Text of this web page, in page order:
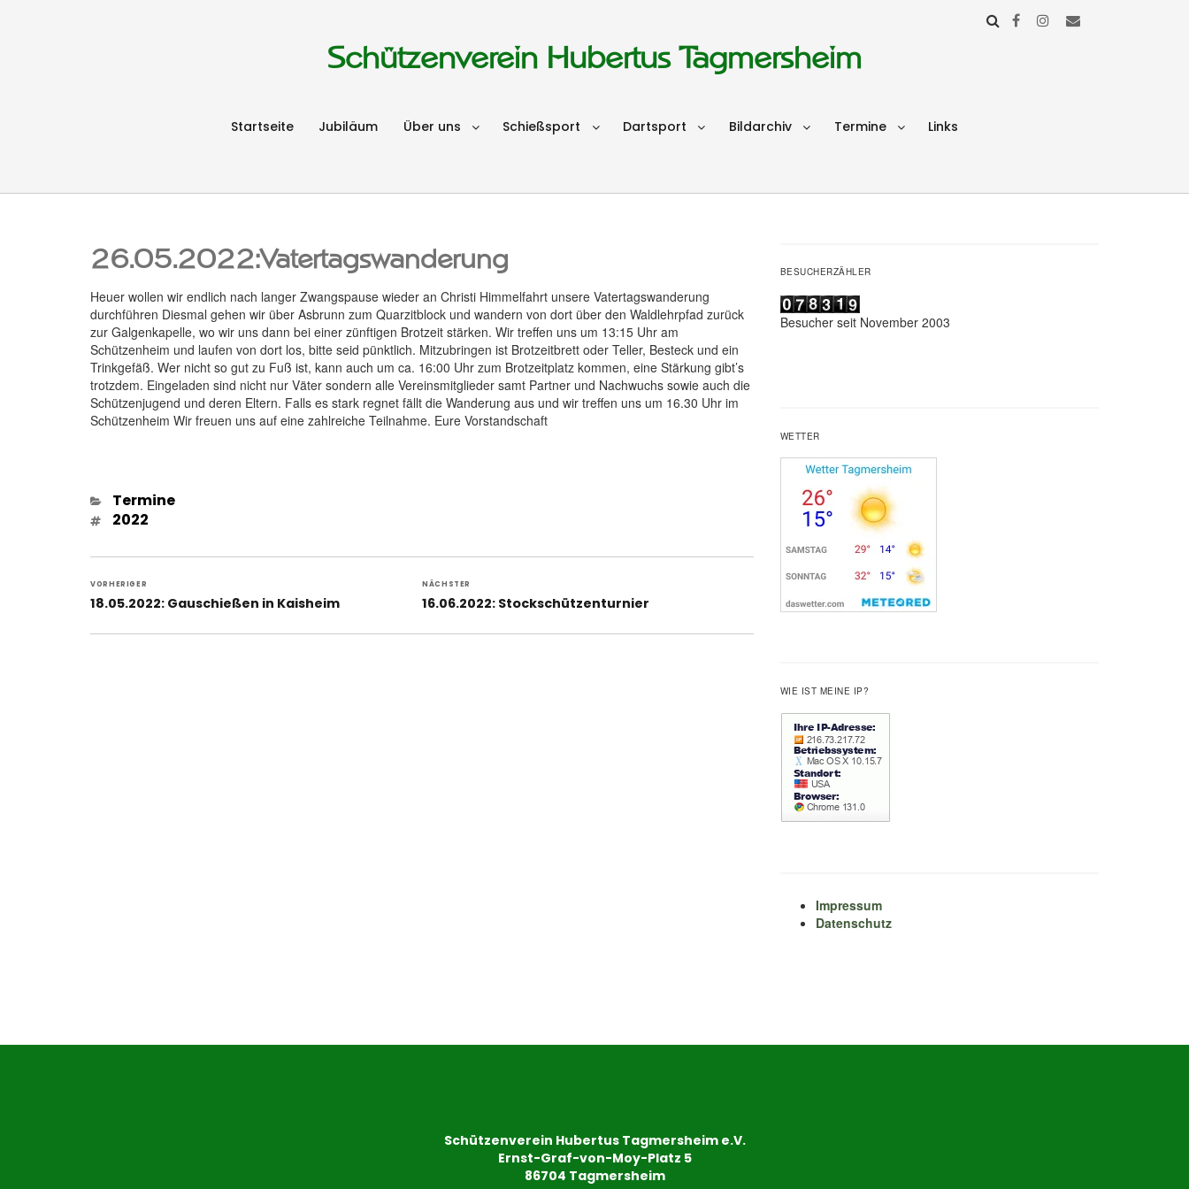
Schützenverein Hubertus Tagmersheim
Startseite Jubiläum Über uns Schießsport Dartsport Bildarchiv Termine Links
26.05.2022:Vatertagswanderung
Heuer wollen wir endlich nach langer Zwangspause wieder an Christi Himmelfahrt unsere Vatertagswanderung
durchführen Diesmal gehen wir über Asbrunn zum Quarzitblock und wandern von dort über den Waldlehrpfad zurück
zur Galgenkapelle, wo wir uns dann bei einer zünftigen Brotzeit stärken. Wir treffen uns um 13:15 Uhr am
Schützenheim und laufen von dort los, bitte seid pünktlich. Mitzubringen ist Brotzeitbrett oder Teller, Besteck und ein
Trinkgefäß. Wer nicht so gut zu Fuß ist, kann auch um ca. 16:00 Uhr zum Brotzeitplatz kommen, eine Stärkung gibt’s
trotzdem. Eingeladen sind nicht nur Väter sondern alle Vereinsmitglieder samt Partner und Nachwuchs sowie auch die
Schützenjugend und deren Eltern. Falls es stark regnet fällt die Wanderung aus und wir treffen uns um 16.30 Uhr im
Schützenheim Wir freuen uns auf eine zahlreiche Teilnahme. Eure Vorstandschaft
Kategorien
Termine
Schlagwörter
2022
VORHERIGER
Vorheriger
18.05.2022: Gauschießen in Kaisheim
NÄCHSTER
Nächster
16.06.2022: Stockschützenturnier
BESUCHERZÄHLER
Besucher seit November 2003
WETTER
WIE IST MEINE IP?
Impressum
Datenschutz
Schützenverein Hubertus Tagmersheim e.V.
Ernst-Graf-von-Moy-Platz 5
86704 Tagmersheim